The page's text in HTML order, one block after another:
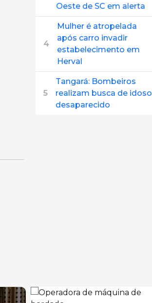
Oeste de SC em alerta
4
Mulher é atropelada
após carro invadir
estabelecimento em
Herval
5
Tangará: Bombeiros
realizam busca de idoso
desaparecido